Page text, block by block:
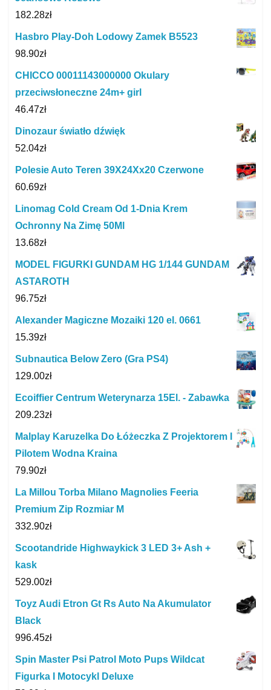
182.28zł
Hasbro Play-Doh Lodowy Zamek B5523
98.90zł
CHICCO 00011143000000 Okulary
przeciwsłoneczne 24m+ girl
46.47zł
Dinozaur światło dźwięk
52.04zł
Polesie Auto Teren 39X24Xx20 Czerwone
60.69zł
Linomag Cold Cream Od 1-Dnia Krem
Ochronny Na Zimę 50Ml
13.68zł
MODEL FIGURKI GUNDAM HG 1/144 GUNDAM
ASTAROTH
96.75zł
Alexander Magiczne Mozaiki 120 el. 0661
15.39zł
Subnautica Below Zero (Gra PS4)
129.00zł
Ecoiffier Centrum Weterynarza 15El. - Zabawka
209.23zł
Malplay Karuzelka Do Łóżeczka Z Projektorem I
Pilotem Wodna Kraina
79.90zł
La Millou Torba Milano Magnolies Feeria
Premium Zip Rozmiar M
332.90zł
Scootandride Highwaykick 3 LED 3+ Ash +
kask
529.00zł
Toyz Audi Etron Gt Rs Auto Na Akumulator
Black
996.45zł
Spin Master Psi Patrol Moto Pups Wildcat
Figurka I Motocykl Deluxe